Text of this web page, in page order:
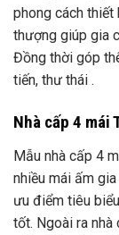
phong cách thiết
thượng giúp gia
Đồng thời góp
tiến, thư thái .
Nhà cấp 4 mái
Mẫu nhà cấp 4
nhiều mái ấm
ưu điểm tiêu
tốt. Ngoài ra